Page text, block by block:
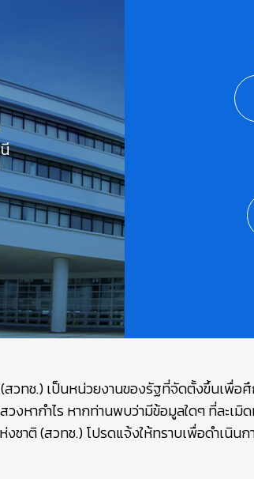
วทช.) เป็นหน่วยงานของรัฐที่จัดตั้งขึ้นเพื่อ
งหากำไร หากท่านพบว่ามีข้อมูลใดๆ ที่ละ
ชาติ (สวทช.) โปรดแจ้งให้ทราบเพื่อดำเนิ